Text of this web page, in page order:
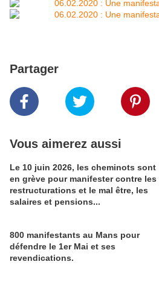
Partager
Vous aimerez aussi
Le 10 juin 2026, les cheminots sont
en grève pour manifester contre les
restructurations et le mal être, les
salaires et pensions...
800 manifestants au Mans pour
défendre le 1er Mai et ses
revendications.